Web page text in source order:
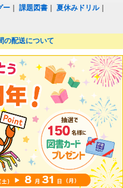
ー ｜課題図書 ｜夏休みドリル｜
の配送について